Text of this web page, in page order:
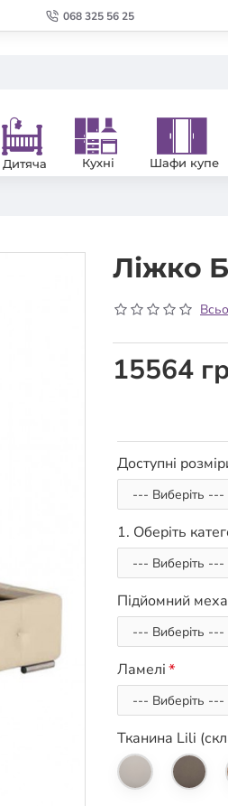
068 325 56 25
Дитяча Кухні Шафи купе
Ліжко
15564
Доступні
1. Оберіть
Підйомний
Ламелі
Тканина Lili